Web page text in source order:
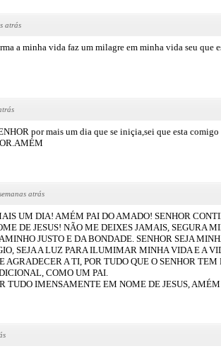
atrás
a minha vida faz um milagre em minha vida seu que
por mais um dia que se iniçia,sei que esta
atrás
UM DIA! AMÉM PAI DO AMADO! SENHOR
DE JESUS! NÃO ME DEIXES JAMAIS, SEGURA
JUSTO E DA BONDADE. SENHOR SEJA
SEJA A LUZ PARA ILUMIMAR MINHA VIDA E A
AGRADECER A TI, POR TUDO QUE O SENHOR
COMO UM PAI.
TUDO IMENSAMENTE EM NOME DE JESUS,